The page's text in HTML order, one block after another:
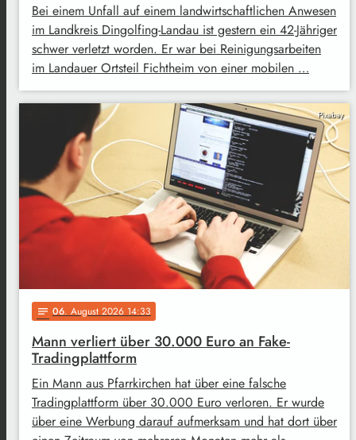
Bei einem Unfall auf einem landwirtschaftlichen Anwesen
im Landkreis Dingolfing-Landau ist gestern ein 42-Jähriger
schwer verletzt worden. Er war bei Reinigungsarbeiten
im Landauer Ortsteil Fichtheim von einer mobilen …
Pixabay
notes 06. August 2026 14:33
Mann verliert über 30.000 Euro an Fake-
Tradingplattform
Ein Mann aus Pfarrkirchen hat über eine falsche
Tradingplattform über 30.000 Euro verloren. Er wurde
über eine Werbung darauf aufmerksam und hat dort über